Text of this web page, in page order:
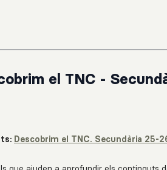
el TNC -
Descobrim el TNC. Secundària 25-